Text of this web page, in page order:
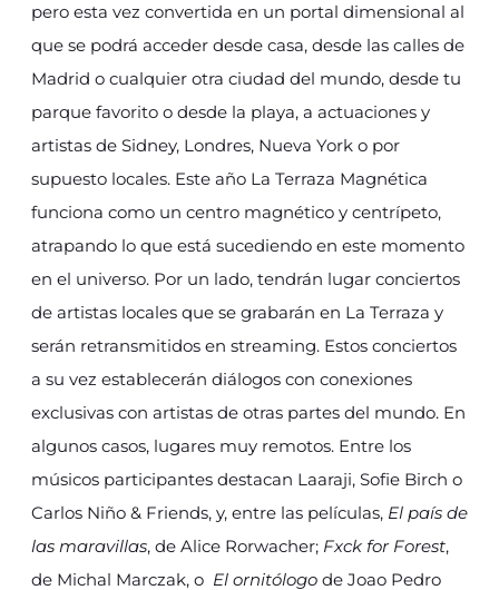
pero esta vez convertida en un portal dimensional al
que se podrá acceder desde casa, desde las calles de
Madrid o cualquier otra ciudad del mundo, desde tu
parque favorito o desde la playa, a actuaciones y
artistas de Sidney, Londres, Nueva York o por
supuesto locales. Este año La Terraza Magnética
funciona como un centro magnético y centrípeto,
atrapando lo que está sucediendo en este momento
en el universo. Por un lado, tendrán lugar conciertos
de artistas locales que se grabarán en La Terraza y
serán retransmitidos en streaming. Estos conciertos
a su vez establecerán diálogos con conexiones
exclusivas con artistas de otras partes del mundo. En
algunos casos, lugares muy remotos. Entre los
músicos participantes destacan Laaraji, Sofie Birch o
Carlos Niño & Friends, y, entre las películas, El país de
las maravillas, de Alice Rorwacher; Fxck for Forest,
de Michal Marczak, o El ornitólogo de Joao Pedro